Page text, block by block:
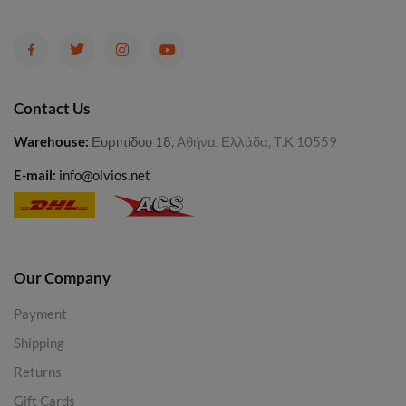
Contact Us
Warehouse: Ευριπίδου 18, Αθήνα, Ελλάδα, Τ.Κ 10559
E-mail: info@olvios.net
Our Company
Payment
Shipping
Returns
Gift Cards